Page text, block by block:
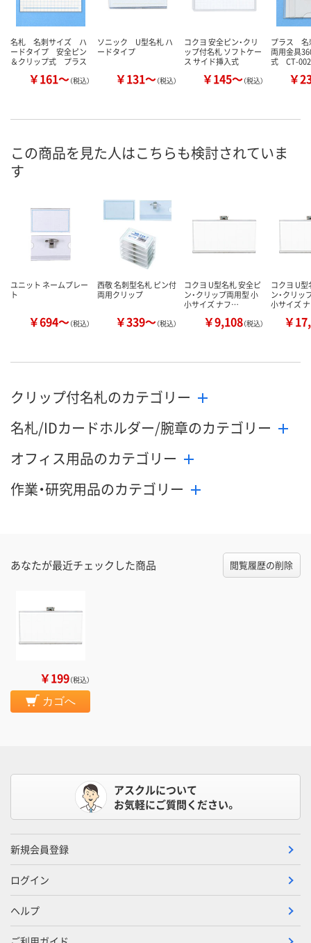
名札 名刺サイズ ハ
ードタイプ 安全ピン
＆クリップ式 プラス
￥161～（税込）
ソニック U型名札 ハ
ードタイプ
￥131～（税込）
コクヨ 安全ピン・クリ
ップ付名札 ソフトケー
ス サイド挿入式
￥145～（税込）
プラス
両用金具
式 CT-002
￥
この商品を見た人はこちらも検討されていま
す
ユニット ネームプレー
ト
￥694～（税込）
西敬 名刺型名札 ピン付
両用クリップ
￥339～（税込）
コクヨ U型名札 安全ピ
ン・クリップ両用型 小
小サイズ ナフ…
￥9,108（税込）
コクヨ U
ン・クリッ
小サイズ
￥
クリップ付名札のカテゴリー
名札/IDカードホルダー/腕章のカテゴリー
オフィス用品のカテゴリー
作業・研究用品のカテゴリー
あなたが最近チェックした商品 閲覧履歴の削除
￥199（税込）
カゴへ
アスクルについて
お気軽にご質問ください。
新規会員登録
ログイン
ヘルプ